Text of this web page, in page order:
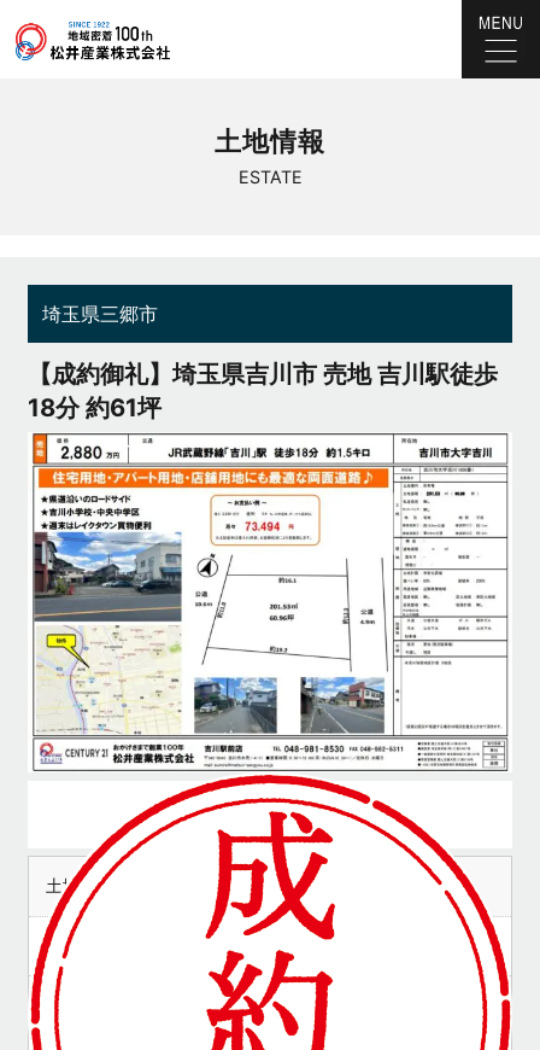
ESTATE
土地情報
埼玉県三郷市
【成約御礼】埼玉県吉川市 売地 吉川駅徒歩
18分 約61坪
価格 2680 万円
土地面積
201.53m2 60.96坪
現況